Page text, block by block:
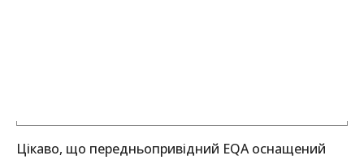
Цікаво, що передньопривідний EQA оснащений